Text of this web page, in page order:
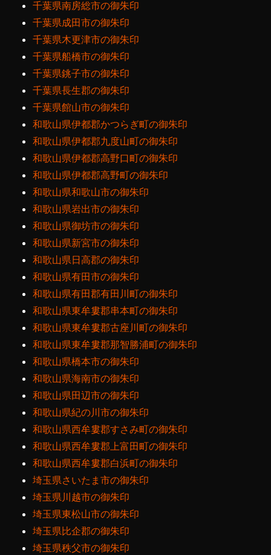
千葉県南房総市の御朱印
千葉県成田市の御朱印
千葉県木更津市の御朱印
千葉県船橋市の御朱印
千葉県銚子市の御朱印
千葉県長生郡の御朱印
千葉県館山市の御朱印
和歌山県伊都郡かつらぎ町の御朱印
和歌山県伊都郡九度山町の御朱印
和歌山県伊都郡高野口町の御朱印
和歌山県伊都郡高野町の御朱印
和歌山県和歌山市の御朱印
和歌山県岩出市の御朱印
和歌山県御坊市の御朱印
和歌山県新宮市の御朱印
和歌山県日高郡の御朱印
和歌山県有田市の御朱印
和歌山県有田郡有田川町の御朱印
和歌山県東牟婁郡串本町の御朱印
和歌山県東牟婁郡古座川町の御朱印
和歌山県東牟婁郡那智勝浦町の御朱印
和歌山県橋本市の御朱印
和歌山県海南市の御朱印
和歌山県田辺市の御朱印
和歌山県紀の川市の御朱印
和歌山県西牟婁郡すさみ町の御朱印
和歌山県西牟婁郡上富田町の御朱印
和歌山県西牟婁郡白浜町の御朱印
埼玉県さいたま市の御朱印
埼玉県川越市の御朱印
埼玉県東松山市の御朱印
埼玉県比企郡の御朱印
埼玉県秩父市の御朱印